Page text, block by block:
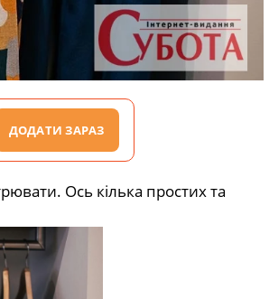
ДОДАТИ ЗАРАЗ
Ось кілька простих та